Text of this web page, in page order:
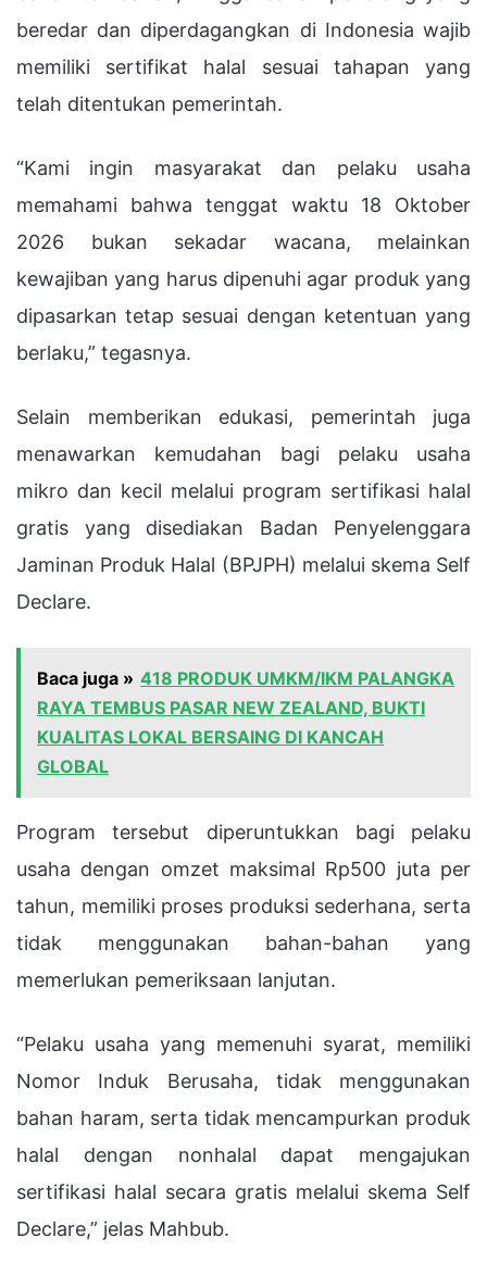
beredar dan diperdagangkan di Indonesia wajib
memiliki sertifikat halal sesuai tahapan yang
telah ditentukan pemerintah.
“Kami ingin masyarakat dan pelaku usaha
memahami bahwa tenggat waktu 18 Oktober
2026 bukan sekadar wacana, melainkan
kewajiban yang harus dipenuhi agar produk yang
dipasarkan tetap sesuai dengan ketentuan yang
berlaku,” tegasnya.
Selain memberikan edukasi, pemerintah juga
menawarkan kemudahan bagi pelaku usaha
mikro dan kecil melalui program sertifikasi halal
gratis yang disediakan Badan Penyelenggara
Jaminan Produk Halal (BPJPH) melalui skema Self
Declare.
Baca juga » 418 PRODUK UMKM/IKM PALANGKA
RAYA TEMBUS PASAR NEW ZEALAND, BUKTI
KUALITAS LOKAL BERSAING DI KANCAH
GLOBAL
Program tersebut diperuntukkan bagi pelaku
usaha dengan omzet maksimal Rp500 juta per
tahun, memiliki proses produksi sederhana, serta
tidak menggunakan bahan-bahan yang
memerlukan pemeriksaan lanjutan.
“Pelaku usaha yang memenuhi syarat, memiliki
Nomor Induk Berusaha, tidak menggunakan
bahan haram, serta tidak mencampurkan produk
halal dengan nonhalal dapat mengajukan
sertifikasi halal secara gratis melalui skema Self
Declare,” jelas Mahbub.